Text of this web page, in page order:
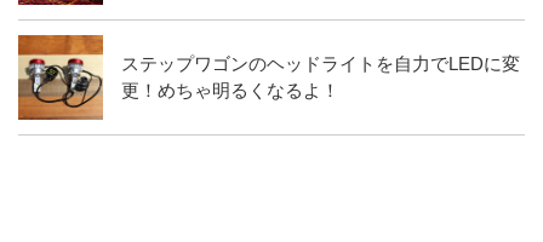
ステップワゴンのヘッドライトを自力でLEDに変
更！めちゃ明るくなるよ！